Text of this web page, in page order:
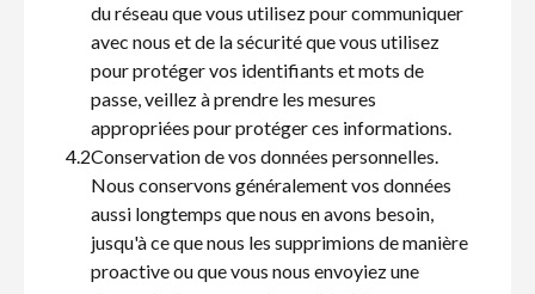
du réseau que vous utilisez pour communiquer
avec nous et de la sécurité que vous utilisez
pour protéger vos identifiants et mots de
passe, veillez à prendre les mesures
appropriées pour protéger ces informations.
4.2Conservation de vos données personnelles.
Nous conservons généralement vos données
aussi longtemps que nous en avons besoin,
jusqu'à ce que nous les supprimions de manière
proactive ou que vous nous envoyiez une